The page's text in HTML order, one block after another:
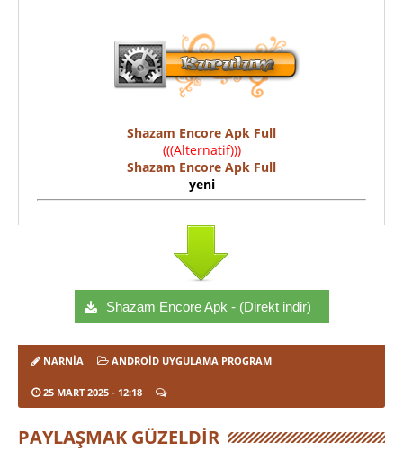
Shazam Encore Apk Full
(((Alternatif)))
Shazam Encore Apk Full
yeni
Shazam Encore Apk - (Direkt indir)
NARNIA ANDROID UYGULAMA PROGRAM
25 MART 2025 - 12:18
PAYLAŞMAK GÜZELDIR